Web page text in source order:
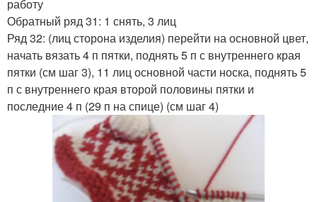
работу
Обратный ряд 31: 1 снять, 3 лиц
Ряд 32: (лиц сторона изделия) перейти на основной цвет,
начать вязать 4 п пятки, поднять 5 п с внутреннего края
пятки (см шаг 3), 11 лиц основной части носка, поднять 5
п с внутреннего края второй половины пятки и
последние 4 п (29 п на спице) (см шаг 4)